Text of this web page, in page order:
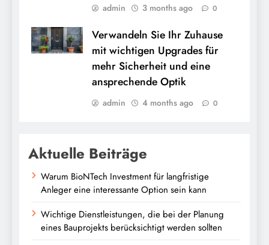
admin 3 months ago 0
Verwandeln Sie Ihr Zuhause
mit wichtigen Upgrades für
mehr Sicherheit und eine
ansprechende Optik
admin 4 months ago 0
Aktuelle Beiträge
Warum BioNTech Investment für langfristige
Anleger eine interessante Option sein kann
Wichtige Dienstleistungen, die bei der Planung
eines Bauprojekts berücksichtigt werden sollten